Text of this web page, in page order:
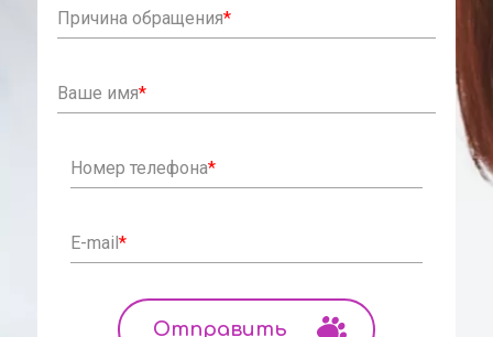
Причина обращения*
Ваше имя*
Номер телефона*
E-mail *